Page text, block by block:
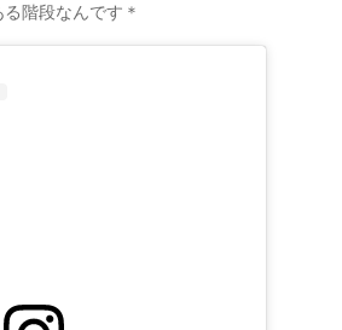
階段なんです＊